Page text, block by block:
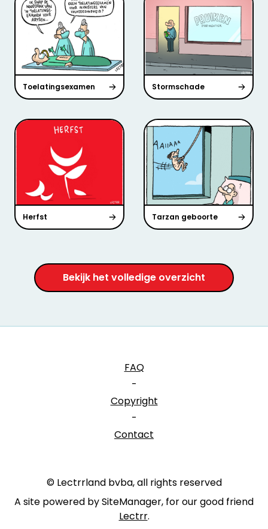
Toelatingsexamen Stormschade
Herfst Tarzan geboorte
Bekijk het volledige overzicht
FAQ
-
Copyright
-
Contact
© Lectrrland bvba, all rights reserved
A site powered by SiteManager, for our good friend
Lectrr.